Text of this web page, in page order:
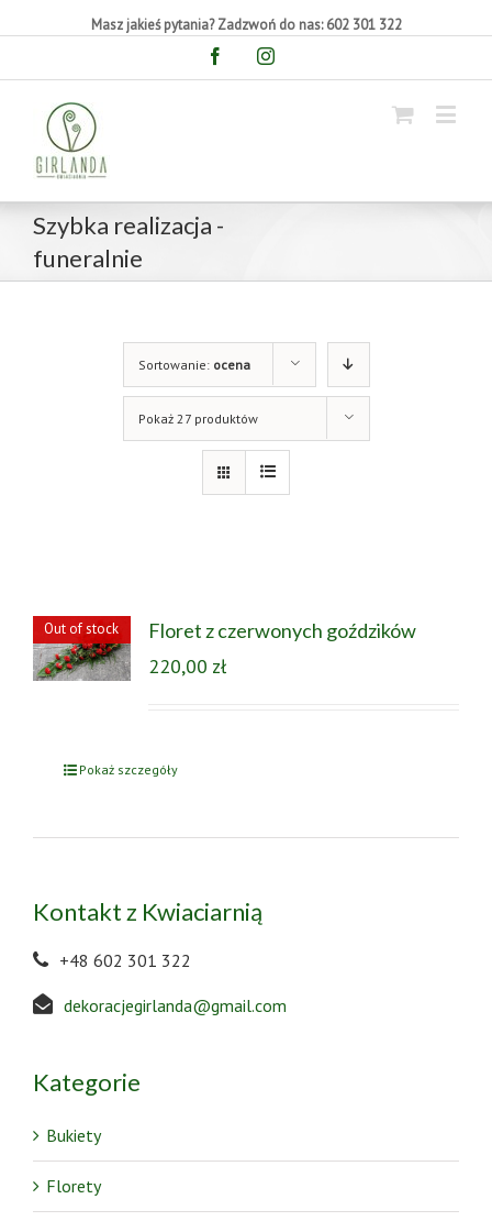
Masz jakieś pytania? Zadzwoń do nas: 602 301 322
FacebookInstagram
Szybka realizacja -
funeralnie
Sortowanie: ocena
Pokaż 27 produktów
Out of stock Floret z czerwonych goździków
220,00 zł
Pokaż szczegóły
Kontakt z Kwiaciarnią
+48 602 301 322
dekoracjegirlanda@gmail.com
Kategorie
Bukiety
Florety